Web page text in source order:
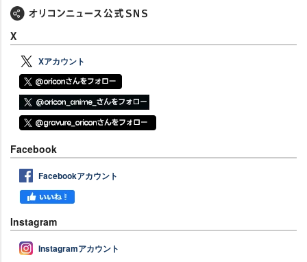
X
Xアカウント
Facebook
Facebookアカウント
Instagram
Instagramアカウント